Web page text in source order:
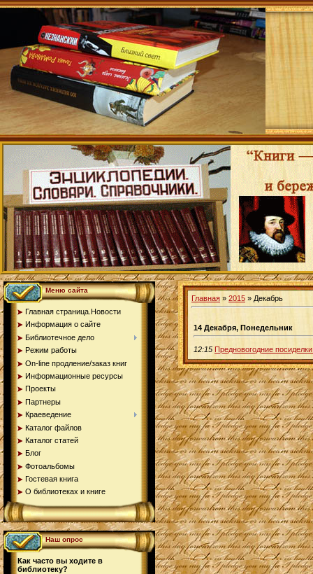
Меню сайта
Главная страница.Новости
Информация о сайте
Библиотечное дело
Режим работы
On-line продление/заказ книг
Информационные ресурсы
Проекты
Партнеры
Краеведение
Каталог файлов
Каталог статей
Блог
Фотоальбомы
Гостевая книга
О библиотеках и книге
Наш опрос
Как часто вы ходите в
библиотеку?
Главная » 2015 » Декабрь
14 Декабря, Понедельник
12:15 Предновогодние